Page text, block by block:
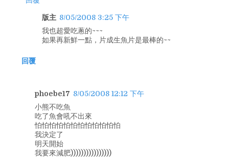
版主 8/05/2008 3:25 下午
我也超愛吃蔥的~~~
如果再新鮮一點，片成生魚片是最棒的~~
回覆
phoebe17 8/05/2008 12:12 下午
小熊不吃魚
吃了魚會吼不出來
怕怕怕怕怕怕怕怕怕怕怕怕
我決定了
明天開始
我要來減肥))))))))))))))))